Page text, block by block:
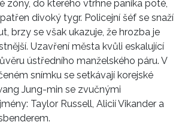
zóny, do kterého vtrhne panika poté,
divoký tygr. Policejní šéf se snaží
brzy se však ukazuje, že hrozba je
Uzavření města kvůli eskalující
ústředního manželského páru. V
snímku se setkávají korejské
Jung-min se zvučnými
Taylor Russell, Alicií Vikander a